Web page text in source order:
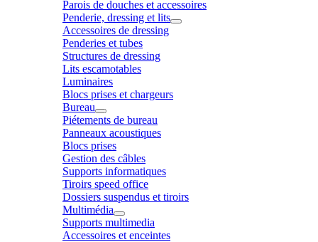
Parois de douches et accessoires
Penderie, dressing et lits
Accessoires de dressing
Penderies et tubes
Structures de dressing
Lits escamotables
Luminaires
Blocs prises et chargeurs
Bureau
Piétements de bureau
Panneaux acoustiques
Blocs prises
Gestion des câbles
Supports informatiques
Tiroirs speed office
Dossiers suspendus et tiroirs
Multimédia
Supports multimedia
Accessoires et enceintes